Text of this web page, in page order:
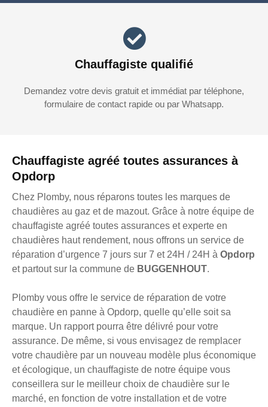
Chauffagiste agréé toutes assurances à
Opdorp
Chez Plomby, nous réparons toutes les marques de
chaudières au gaz et de mazout. Grâce à notre équipe de
chauffagiste agréé toutes assurances et experte en
chaudières haut rendement, nous offrons un service de
réparation d’urgence 7 jours sur 7 et 24H / 24H à Opdorp
et partout sur la commune de BUGGENHOUT.
Plomby vous offre le service de réparation de votre
chaudière en panne à Opdorp, quelle qu’elle soit sa
marque. Un rapport pourra être délivré pour votre
assurance. De même, si vous envisagez de remplacer
votre chaudière par un nouveau modèle plus économique
et écologique, un chauffagiste de notre équipe vous
conseillera sur le meilleur choix de chaudière sur le
marché, en fonction de votre installation et de votre
Chauffagiste qualifié
Demandez votre devis gratuit et immédiat par téléphone,
formulaire de contact rapide ou par Whatsapp.